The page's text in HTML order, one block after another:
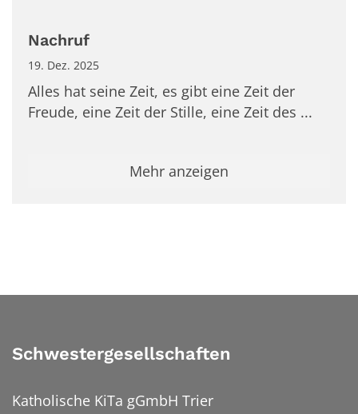
Nachruf
19. Dez. 2025
Alles hat seine Zeit, es gibt eine Zeit der
Freude, eine Zeit der Stille, eine Zeit des ...
Mehr anzeigen
Schwestergesellschaften
Katholische KiTa gGmbH Trier